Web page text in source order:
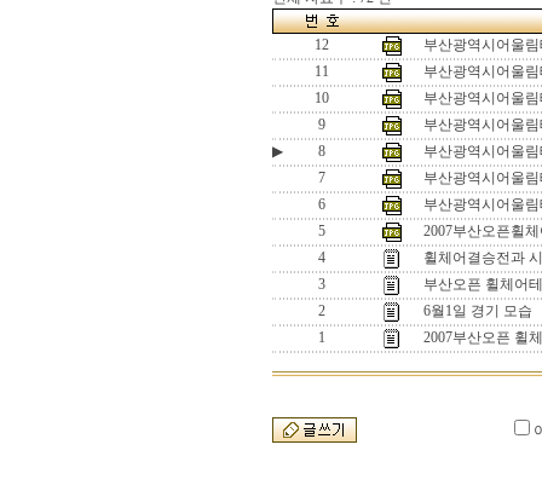
12
부산광역시어울
11
부산광역시어울
10
부산광역시어울
9
부산광역시어울
▶
8
부산광역시어울
7
부산광역시어울
6
부산광역시어울
5
2007부산오픈휠
4
휠체어결승전과
3
부산오픈 휠체어
2
6월1일 경기 모습
1
2007부산오픈 휠